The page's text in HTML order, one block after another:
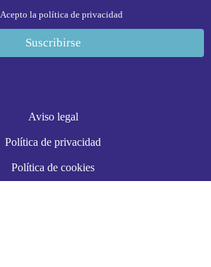
Acepto la política de privacidad
Aviso legal
Política de privacidad
Política de cookies